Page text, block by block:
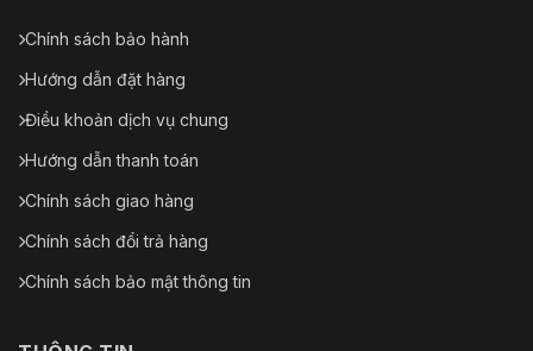
Chính sách bảo hành
Hướng dẫn đặt hàng
Điều khoản dịch vụ chung
Hướng dẫn thanh toán
Chính sách giao hàng
Chính sách đổi trả hàng
Chính sách bảo mật thông tin